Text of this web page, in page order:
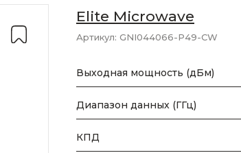
Elite Microwave
Артикул: GNI044066-P49-CW
Выходная мощность (дБм)
Диапазон данных (ГГц)
КПД